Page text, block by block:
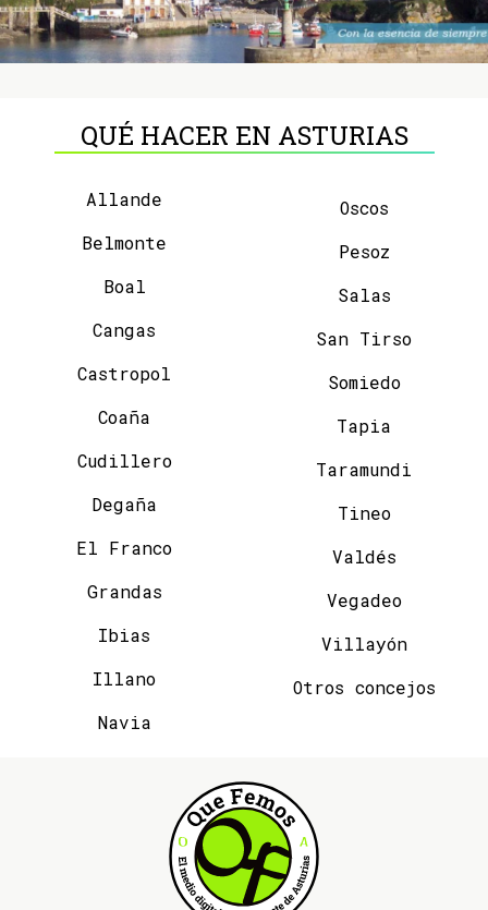
QUÉ HACER EN ASTURIAS
Allande
Belmonte
Boal
Cangas
Castropol
Coaña
Cudillero
Degaña
El Franco
Grandas
Ibias
Illano
Navia
Oscos
Pesoz
Salas
San Tirso
Somiedo
Tapia
Taramundi
Tineo
Valdés
Vegadeo
Villayón
Otros concejos